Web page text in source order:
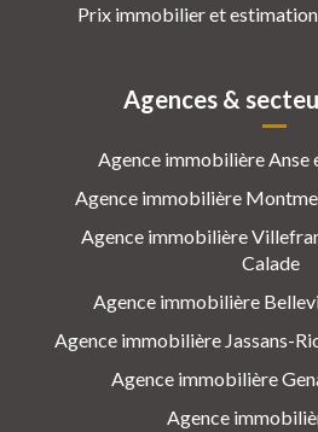
Prix immobilier et estimation
Agences &
Agence immobilière Anse
Agence immobilière
Agence immobilière
Calade
Agence immobilière
Agence immobilière Jassans-
Agence immobilière
Agence